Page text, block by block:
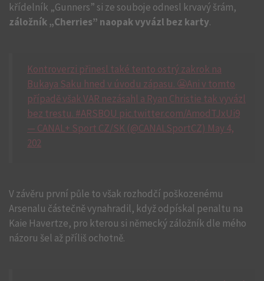
křídelník „Gunners” si ze souboje odnesl krvavý šrám,
záložník „Cherries” naopak vyvázl bez karty.
Kontroverzi přinesl také tento ostrý zakrok na
Bukaya Saku hned v úvodu zápasu. 😬Ani v tomto
případě však VAR nezásahl a Ryan Christie tak vyvázl
bez trestu. #ARSBOU pic.twitter.com/AmodTJxUi9
— CANAL+ Sport CZ/SK (@CANALSportCZ) May 4,
202
V závěru první půle to však rozhodčí poškozenému
Arsenalu částečně vynahradil, když odpískal penaltu na
Kaie Havertze, pro kterou si německý záložník dle mého
názoru šel až příliš ochotně.